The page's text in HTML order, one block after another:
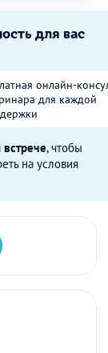
для вас
онлайн-
для каждой
, чтобы
на условия